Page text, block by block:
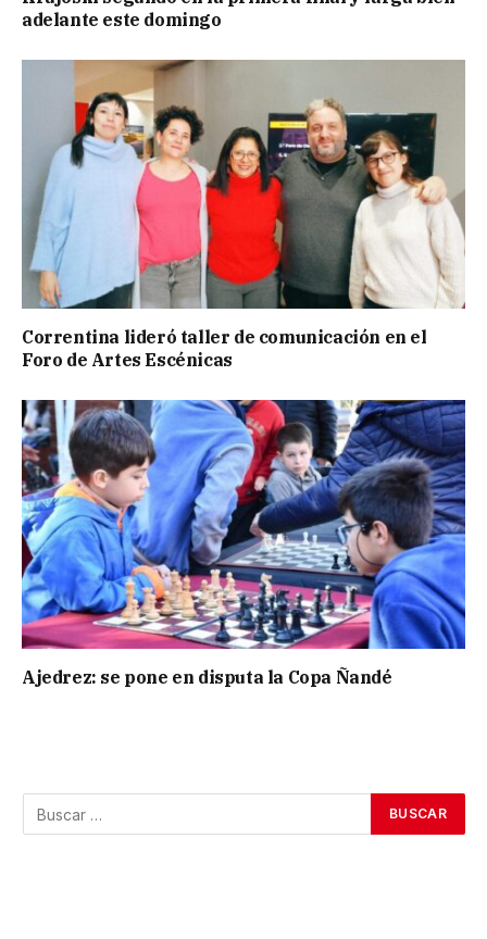
adelante este domingo
Correntina lideró taller de comunicación en el
Foro de Artes Escénicas
Ajedrez: se pone en disputa la Copa Ñandé